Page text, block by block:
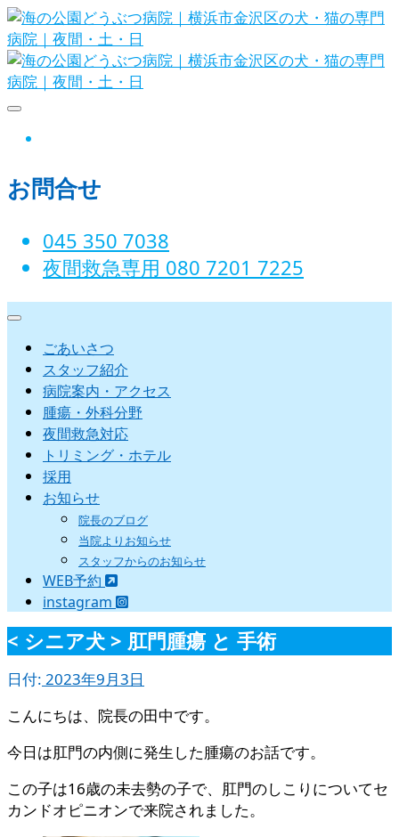
Skip
to
content
日
お問合せ
045 350 7038‬
夜間救急専用 080 7201 7225‬
ごあいさつ
スタッフ紹介
病院案内・アクセス
腫瘍・外科分野
夜間救急対応
トリミング・ホテル
採用
お知らせ
院長のブログ
当院よりお知らせ
スタッフからのお知らせ
WEB予約
instagram
< シニア犬 > 肛門腫瘍 と 手術
日付: 2023年9月3日
こんにちは、院長の田中です。
今日は肛門の内側に発生した腫瘍のお話です。
この子は16歳の未去勢の子で、肛門のしこりについてセ
カンドオピニオンで来院されました。